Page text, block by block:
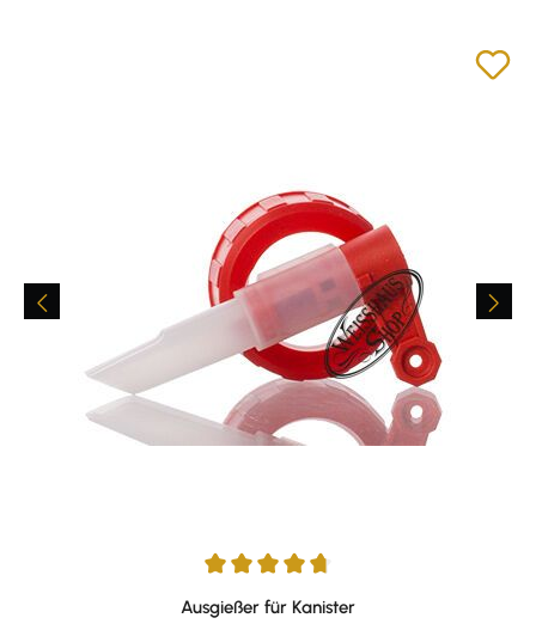
Durchschnittliche Bewertung von 4.76 von 5 Sternen
Ausgießer für Kanister